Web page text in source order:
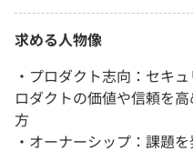
求める人物像
・プロダクト志向：セキ
ロダクトの価値や信頼を
方
・オーナーシップ：課題